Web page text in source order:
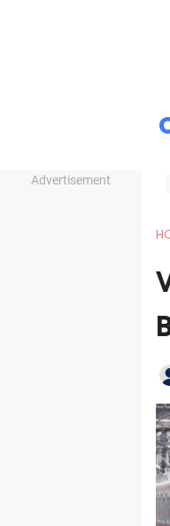
Advertisement